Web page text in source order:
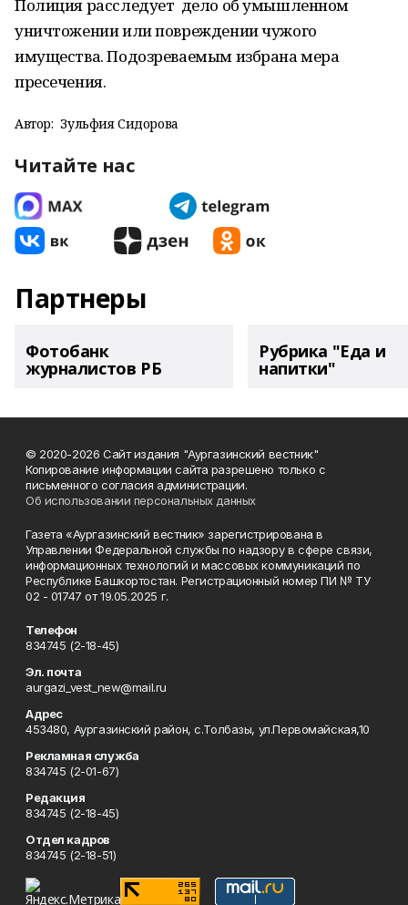
Полиция расследует дело об умышленном
уничтожении или повреждении чужого
имущества. Подозреваемым избрана мера
пресечения.
Автор: Зульфия Сидорова
Читайте нас
Партнеры
Фотобанк
журналистов РБ
Рубрика "Еда и
напитки"
© 2020-2026 Сайт издания "Аургазинский вестник"
Копирование информации сайта разрешено только с
письменного согласия администрации.
Об использовании персональных данных
Газета «Аургазинский вестник» зарегистрирована в
Управлении Федеральной службы по надзору в сфере связи,
информационных технологий и массовых коммуникаций по
Республике Башкортостан. Регистрационный номер ПИ № ТУ
02 - 01747 от 19.05.2025 г.
Телефон
834745 (2-18-45)
Эл. почта
aurgazi_vest_new@mail.ru
Адрес
453480, Аургазинский район, с.Толбазы, ул.Первомайская,10
Рекламная служба
834745 (2-01-67)
Редакция
834745 (2-18-45)
Отдел кадров
834745 (2-18-51)